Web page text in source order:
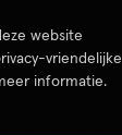
website
vriendelijke
informatie.